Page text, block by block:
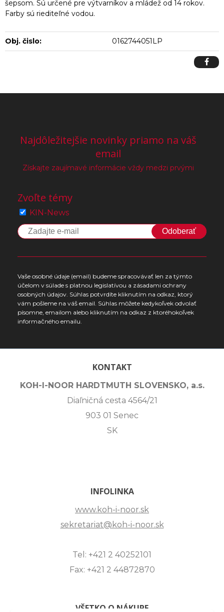
šepsom. Sú určené pre výtvarníkov a mládež od 14 rokov.
Farby sú riediteľné vodou.
Obj. čislo: 0162744051LP
Najdôležitejšie novinky priamo na váš
email
Získajte zaujímavé informácie vždy medzi prvými
Zvoľte témy
KIN-News
Odoberať
Vaše osobné údaje (email) budeme spracovávať len za týmto
účelom v súlade s platnou legislatívou a zásadami ochrany
osobných údajov. Súhlas potvrdíte kliknutím na odkaz, ktorý
vám pošleme na váš email. Súhlas môžete kedykoľvek odvolať
písomne, emailom alebo kliknutím na odkaz z ktoréhokoľvek
informačného emailu.
KONTAKT
KOH-I-NOOR HARDTMUTH SLOVENSKO, a.s.
Diaľničná cesta 4564/21
903 01 Senec
SK
INFOLINKA
www.koh-i-noor.sk
sekretariat@koh-i-noor.sk
Tel: +421 2 40252101
Fax: +421 2 44872870
VŠETKO O NÁKUPE